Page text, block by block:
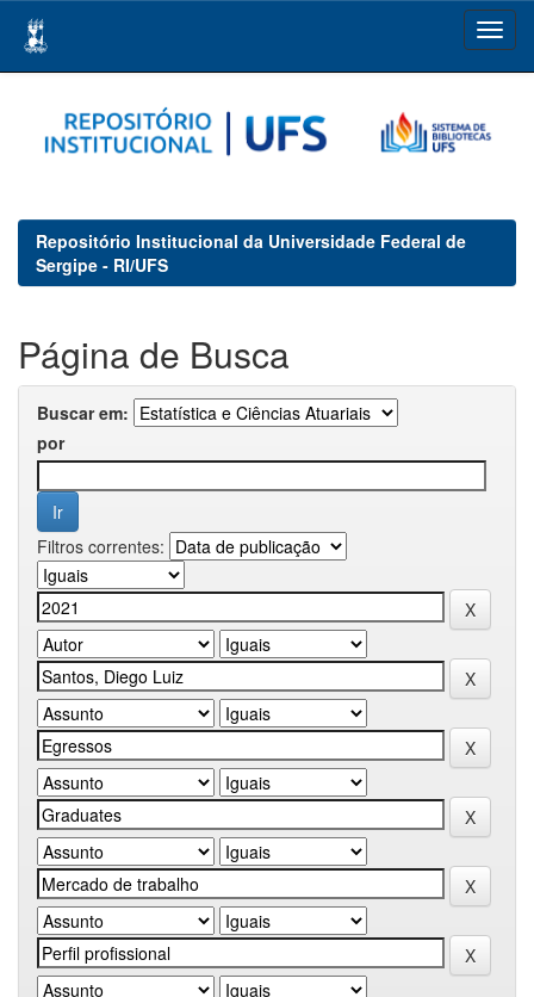
navigation
Repositório Institucional da Universidade Federal de
Sergipe - RI/UFS
Página de Busca
Buscar em:
por
Filtros correntes: